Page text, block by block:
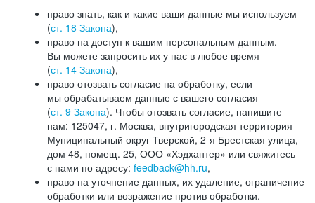
право знать, как и какие ваши данные мы используем
(ст. 18 Закона),
право на доступ к вашим персональным данным.
Вы можете запросить их у нас в любое время
(ст. 14 Закона),
право отозвать согласие на обработку, если
мы обрабатываем данные с вашего согласия
(ст. 9 Закона). Чтобы отозвать согласие, напишите
нам: 125047, г. Москва, внутригородская территория
Муниципальный округ Тверской, 2-я Брестская улица,
дом 48, помещ. 25, ООО «Хэдхантер» или свяжитесь
с нами по адресу: feedback@hh.ru,
право на уточнение данных, их удаление, ограничение
обработки или возражение против обработки.